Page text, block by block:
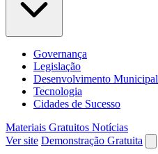
Governança
Legislação
Desenvolvimento Municipal
Tecnologia
Cidades de Sucesso
Materiais Gratuitos Notícias
Ver site Demonstração Gratuita